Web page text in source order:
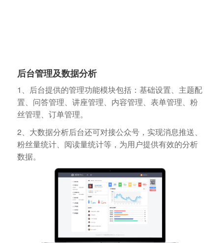
后台管理及数据分析
1、后台提供的管理功能模块包括：基础设置、主题配
置、问答管理、讲座管理、内容管理、表单管理、粉
丝管理、订单管理。
2、大数据分析后台还可对接公众号，实现消息推送、
粉丝量统计、阅读量统计等，为用户提供有效的分析
数据。